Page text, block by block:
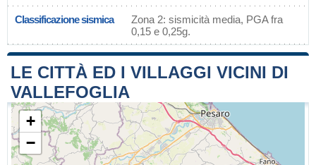
Classificazione sismica
Zona 2: sismicità media, PGA fra
0,15 e 0,25g.
LE CITTÀ ED I VILLAGGI VICINI DI
VALLEFOGLIA
+
−